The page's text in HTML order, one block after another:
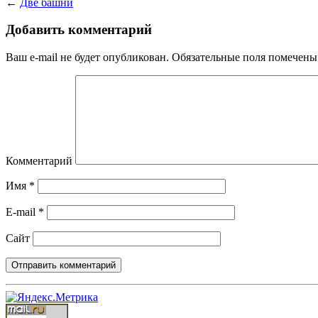
Добавить комментарий
Ваш e-mail не будет опубликован. Обязательные поля
Комментарий
Имя *
E-mail *
Сайт